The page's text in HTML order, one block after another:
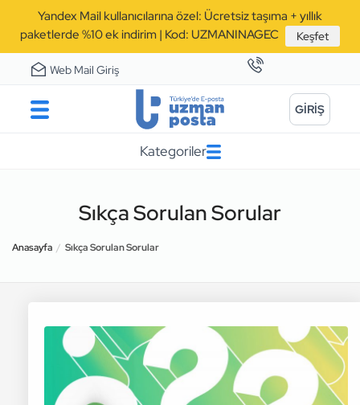
Yandex Mail kullanıcılarına özel: Ücretsiz taşıma + yıllık
paketlerde %10 ek indirim | Kod: UZMANINAGEC
Keşfet
Web Mail Giriş
GİRİŞ
Kategoriler
Sıkça Sorulan Sorular
Anasayfa Sıkça Sorulan Sorular